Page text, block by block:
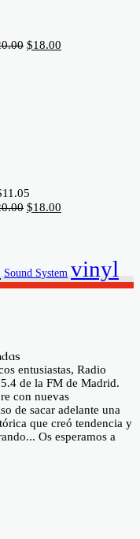
Original
$18.00
11.05
Original
$18.00
Sound System vinyl
entusiastas, Radio
de la FM de Madrid.
con nuevas
de sacar adelante una
que creó tendencia y
Os esperamos a